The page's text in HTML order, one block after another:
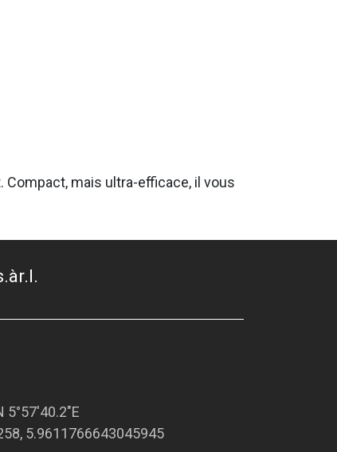
mais ultra-efficace, il vous
5°57'40.2"E
5.9611766643045945